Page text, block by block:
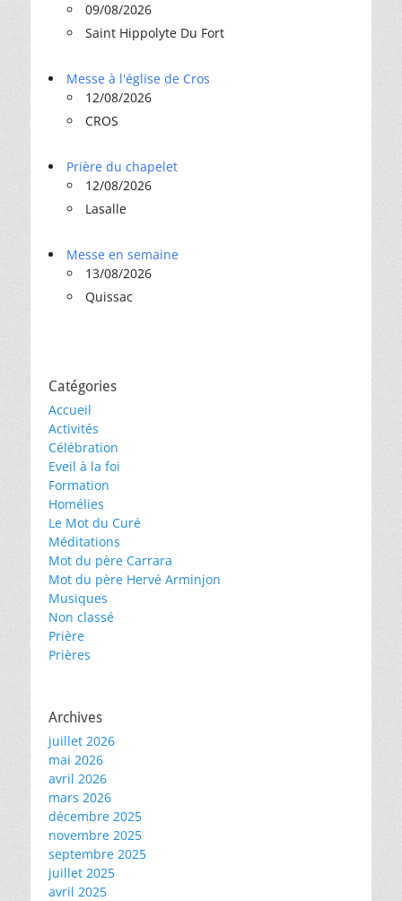
09/08/2026
Saint Hippolyte Du Fort
Messe à l'église de Cros
12/08/2026
CROS
Prière du chapelet
12/08/2026
Lasalle
Messe en semaine
13/08/2026
Quissac
Catégories
Accueil
Activités
Célébration
Eveil à la foi
Formation
Homélies
Le Mot du Curé
Méditations
Mot du père Carrara
Mot du père Hervé Arminjon
Musiques
Non classé
Prière
Prières
Archives
juillet 2026
mai 2026
avril 2026
mars 2026
décembre 2025
novembre 2025
septembre 2025
juillet 2025
avril 2025